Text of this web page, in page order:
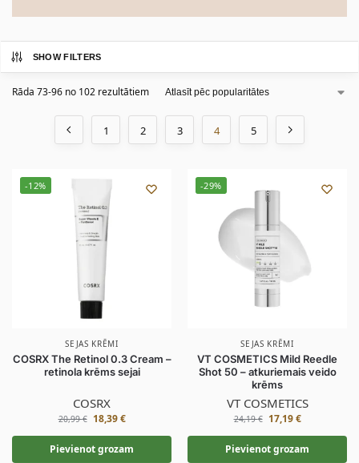
SHOW FILTERS
Rāda 73-96 no 102 rezultātiem
1 2 3 4 5
-12%
SEJAS KRĒMI
COSRX The Retinol 0.3 Cream –
retinola krēms sejai
COSRX
20,99€ 18,39€
Pievienot grozam
-29%
SEJAS KRĒMI
VT COSMETICS Mild Reedle
Shot 50 – atkuriemais veido
krēms
VT COSMETICS
24,19€ 17,19€
Pievienot grozam